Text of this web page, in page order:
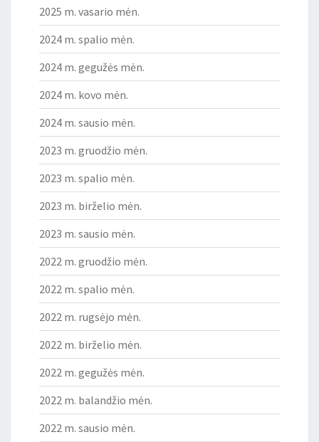
2025 m. vasario mėn.
2024 m. spalio mėn.
2024 m. gegužės mėn.
2024 m. kovo mėn.
2024 m. sausio mėn.
2023 m. gruodžio mėn.
2023 m. spalio mėn.
2023 m. birželio mėn.
2023 m. sausio mėn.
2022 m. gruodžio mėn.
2022 m. spalio mėn.
2022 m. rugsėjo mėn.
2022 m. birželio mėn.
2022 m. gegužės mėn.
2022 m. balandžio mėn.
2022 m. sausio mėn.